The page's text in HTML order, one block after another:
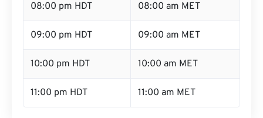
08:00 pm HDT 08:00 am MET
09:00 pm HDT 09:00 am MET
10:00 pm HDT 10:00 am MET
11:00 pm HDT 11:00 am MET